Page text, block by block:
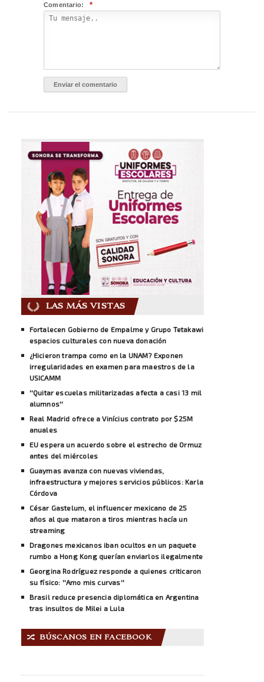
Comentario: *
LAS MÁS VISTAS
Fortalecen Gobierno de Empalme y Grupo Tetakawi
espacios culturales con nueva donación
¿Hicieron trampa como en la UNAM? Exponen
irregularidades en examen para maestros de la
USICAMM
''Quitar escuelas militarizadas afecta a casi 13 mil
alumnos''
Real Madrid ofrece a Vinícius contrato por $25M
anuales
EU espera un acuerdo sobre el estrecho de Ormuz
antes del miércoles
Guaymas avanza con nuevas viviendas,
infraestructura y mejores servicios públicos: Karla
Córdova
César Gastelum, el influencer mexicano de 25
años al que mataron a tiros mientras hacía un
streaming
Dragones mexicanos iban ocultos en un paquete
rumbo a Hong Kong querían enviarlos ilegalmente
Georgina Rodríguez responde a quienes criticaron
su físico: ''Amo mis curvas''
Brasil reduce presencia diplomática en Argentina
tras insultos de Milei a Lula
🔀 BÚSCANOS EN FACEBOOK